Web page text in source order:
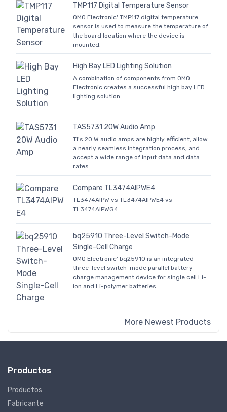
TMP117 Digital Temperature Sensor
OMO Electronic' TMP117 digital temperature
sensor is used to measure the temperature of
the board location where the device is
mounted.
High Bay LED Lighting Solution
A combination of components from OMO
Electronic creates a successful high bay LED
lighting solution.
TAS5731 20W Audio Amp
TI's 20 W audio amps are highly efficient, allow
a nearly seamless integration process, and
accept a wide range of input data and data
rates.
Compare TL3474AIPWE4
TL3474AIPW vs TL3474AIPWE4 vs
TL3474AIPWG4
bq25910 Three-Level Switch-Mode
Single-Cell Charge
OMO Electronic' bq25910 is an integrated
three-level switch-mode parallel battery
charge management device for single cell Li-
ion and Li-polymer batteries.
More Newest Products
Productos
Productos
Fabricante